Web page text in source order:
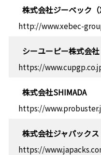
株式会社ジーベック（
http://www.xebec-
シーユーピー株式会社
https://
株式会社SHIMADA
https://
株式会社ジャパックス
https://